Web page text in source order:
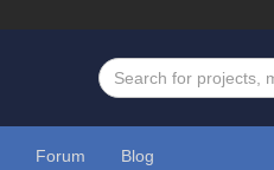
Forum Blog